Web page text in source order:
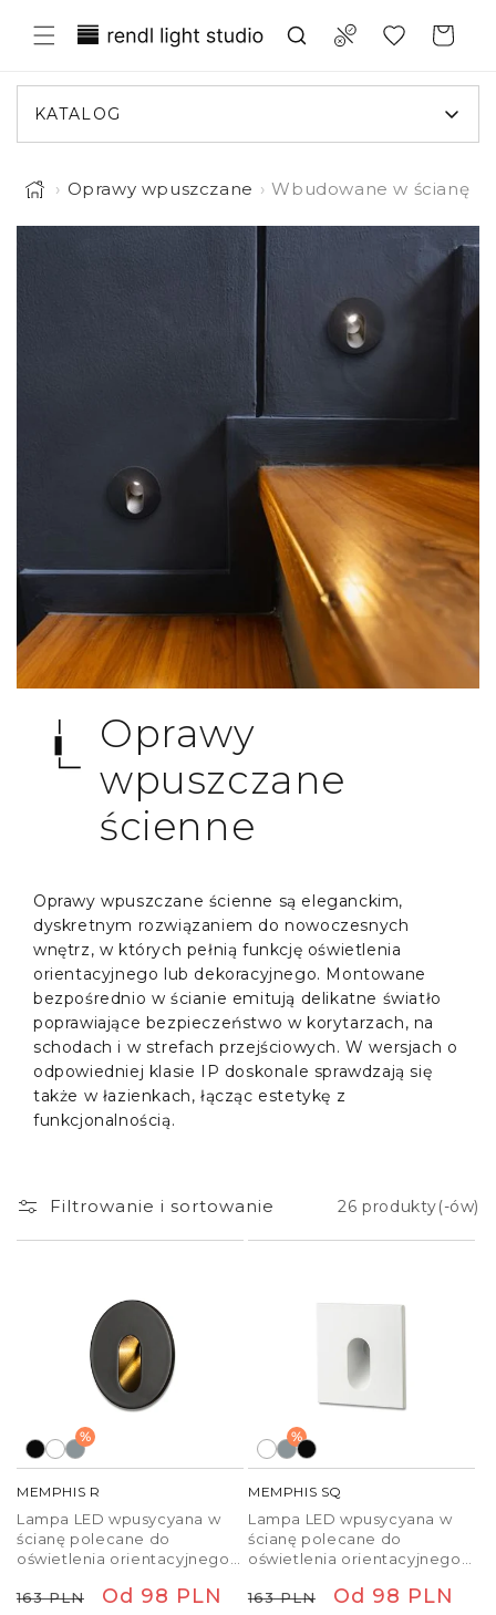
do
treści
Compare
Translation missing:
pl.general.wishlist.title
Koszyk
KATALOG
› Oprawy wpuszczane › Wbudowane w ścianę
Oprawy
wpuszczane
ścienne
Oprawy wpuszczane ścienne są eleganckim,
dyskretnym rozwiązaniem do nowoczesnych
wnętrz, w których pełnią funkcję oświetlenia
orientacyjnego lub dekoracyjnego. Montowane
bezpośrednio w ścianie emitują delikatne światło
poprawiające bezpieczeństwo w korytarzach, na
schodach i w strefach przejściowych. W wersjach o
odpowiedniej klasie IP doskonale sprawdzają się
także w łazienkach, łącząc estetykę z
funkcjonalnością.
Filtrowanie i sortowanie 26 produkty(-ów)
%
MEMPHIS R
Lampa LED wpusycyana w
ścianę polecane do
oświetlenia orientacyjnego
Cena
163 PLN
Cena
Od 98 PLN
%
MEMPHIS SQ
Lampa LED wpusycyana w
ścianę polecane do
oświetlenia orientacyjnego
Cena
163 PLN
Cena
Od 98 PLN